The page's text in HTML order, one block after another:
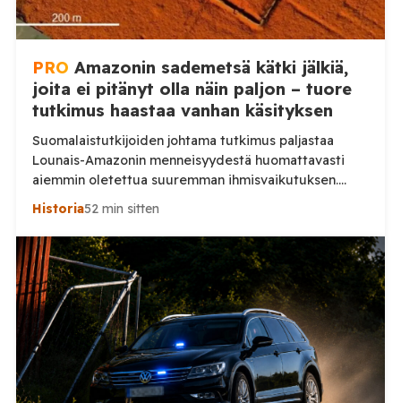
PRO Amazonin sademetsä kätki jälkiä,
joita ei pitänyt olla näin paljon – tuore
tutkimus haastaa vanhan käsityksen
Suomalaistutkijoiden johtama tutkimus paljastaa
Lounais-Amazonin menneisyydestä huomattavasti
aiemmin oletettua suuremman ihmisvaikutuksen.
Sademetsän läpi näkevä laserkeilaus toi päivänvaloon
vasta nyt alkanut hahmottua. Amazonin sademetsä on
pitkään nähty ympäristönä, jossa ennen
eurooppalaisten saapumista eli suhteellisen harva
ihmisväestö hajallaan pienissä yhteisöissä. Uusi
Nature-tiedelehdessä julkaistu tutkimus antaa tästä
huomattavasti toisenlaisen kuvan. Helsingin ja […]
Historia52 min sitten